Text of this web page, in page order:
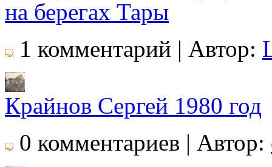
на берегах Тары
1 комментарий | Автор:
Крайнов Сергей 1980 год
0 комментариев | Автор: